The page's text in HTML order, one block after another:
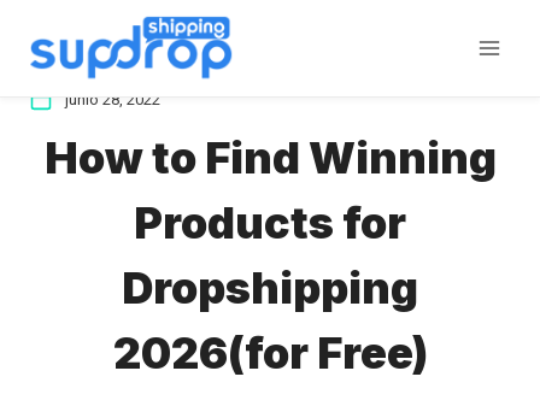
junio 28, 2022
How to Find Winning
Products for
Dropshipping
2026(for Free)